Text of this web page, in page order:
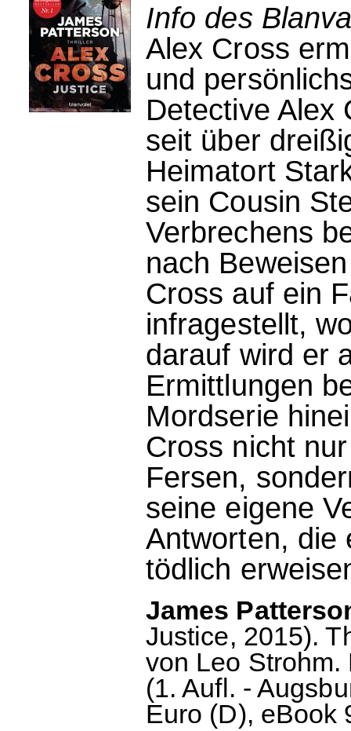
Info des
Alex Cross
und
Detective Alex
seit über
Heimatort
sein Cousin
Verbrechens
nach
Cross auf ein
infragestellt,
darauf wird er
Ermittlungen
Mordserie
Cross nicht
Fersen,
seine eigene
Antworten, die
tödlich
James
Justice, 2015).
von Leo Strohm.
(1. Aufl. -
Euro (D), eBook